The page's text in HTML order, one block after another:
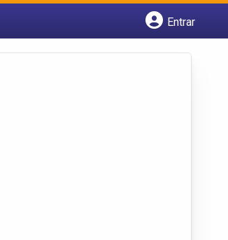
Entrar